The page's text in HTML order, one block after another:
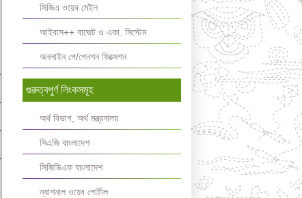
সিজিএ ওয়েব মেইল
আইবাস++ বাজেট ও একা. সিস্টেম
অনলাইন পে/পেনশন ফিক্সেশন
গুরুত্বপুর্ণ লিংকসমূহ
অর্থ বিভাগ, অর্থ মন্ত্রনালয়
সিএজি বাংলাদেশ
সিজিডিএফ বাংলাদেশ
ন্যাশনাল ওয়েব পোর্টাল